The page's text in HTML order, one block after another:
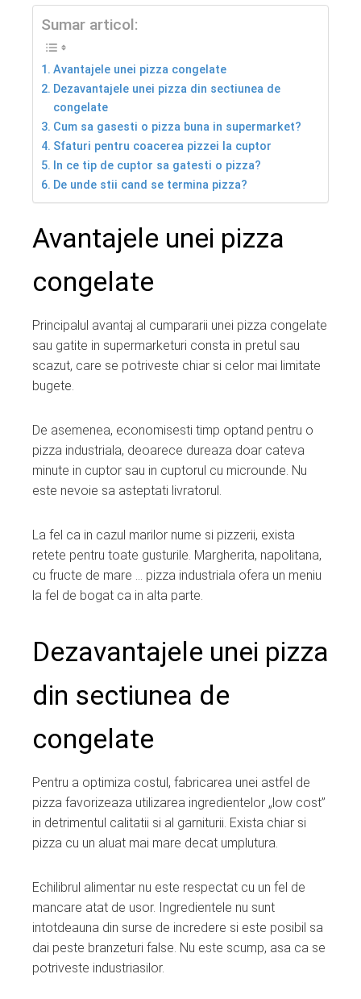
Sumar articol:
Avantajele unei pizza congelate
Dezavantajele unei pizza din sectiunea de
congelate
Cum sa gasesti o pizza buna in supermarket?
Sfaturi pentru coacerea pizzei la cuptor
In ce tip de cuptor sa gatesti o pizza?
De unde stii cand se termina pizza?
Avantajele unei pizza
congelate
Principalul avantaj al cumpararii unei pizza congelate
sau gatite in supermarketuri consta in pretul sau
scazut, care se potriveste chiar si celor mai limitate
bugete.
De asemenea, economisesti timp optand pentru o
pizza industriala, deoarece dureaza doar cateva
minute in cuptor sau in cuptorul cu microunde. Nu
este nevoie sa asteptati livratorul.
La fel ca in cazul marilor nume si pizzerii, exista
retete pentru toate gusturile. Margherita, napolitana,
cu fructe de mare … pizza industriala ofera un meniu
la fel de bogat ca in alta parte.
Dezavantajele unei pizza
din sectiunea de
congelate
Pentru a optimiza costul, fabricarea unei astfel de
pizza favorizeaza utilizarea ingredientelor „low cost”
in detrimentul calitatii si al garniturii. Exista chiar si
pizza cu un aluat mai mare decat umplutura.
Echilibrul alimentar nu este respectat cu un fel de
mancare atat de usor. Ingredientele nu sunt
intotdeauna din surse de incredere si este posibil sa
dai peste branzeturi false. Nu este scump, asa ca se
potriveste industriasilor.